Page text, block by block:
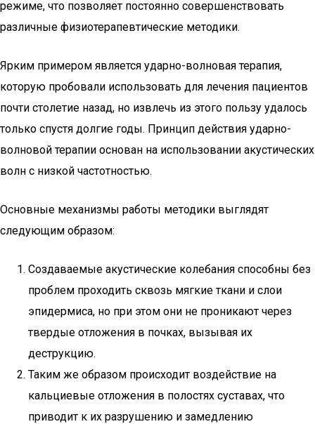
режиме, что позволяет постоянно совершенствовать
различные физиотерапевтические методики.
Ярким примером является ударно-волновая терапия,
которую пробовали использовать для лечения пациентов
почти столетие назад, но извлечь из этого пользу удалось
только спустя долгие годы. Принцип действия ударно-
волновой терапии основан на использовании акустических
волн с низкой частотностью.
Основные механизмы работы методики выглядят
следующим образом:
Создаваемые акустические колебания способны без
проблем проходить сквозь мягкие ткани и слои
эпидермиса, но при этом они не проникают через
твердые отложения в почках, вызывая их
деструкцию.
Таким же образом происходит воздействие на
кальциевые отложения в полостях суставах, что
приводит к их разрушению и замедлению